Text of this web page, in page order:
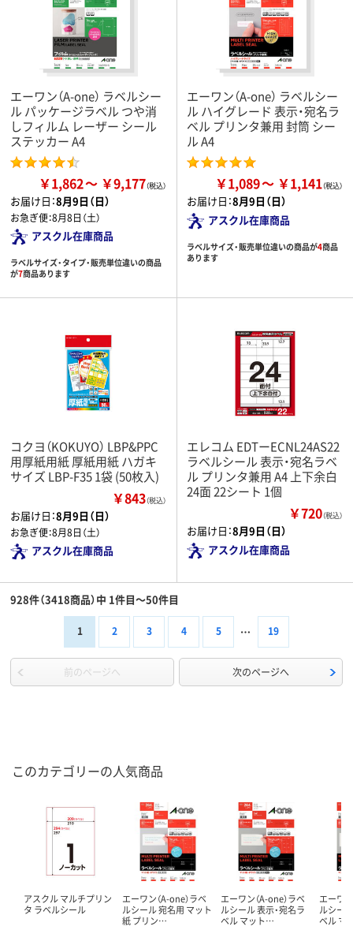
エーワン（A-one） ラベルシー
ル パッケージラベル つや消
しフィルム レーザー シール
ステッカー A4
￥1,862 ￥9,177
お届け日：8月9日（日）
お急ぎ便：8月8日（土）
アスクル在庫商品
ラベルサイズ・タイプ・販売単位違いの商品
が7商品あります
エーワン（A-one） ラベルシー
ル ハイグレード 表示・宛名ラ
ベル プリンタ兼用 封筒 シー
ル A4
￥1,089 ￥1,141
お届け日：8月9日（日）
アスクル在庫商品
ラベルサイズ・販売単位違いの商品が4商品
あります
コクヨ（KOKUYO） LBP&PPC
用厚紙用紙 厚紙用紙 ハガキ
サイズ LBP-F35 1袋 (50枚入)
￥843（税込）
お届け日：8月9日（日）
お急ぎ便：8月8日（土）
アスクル在庫商品
エレコム EDTーECNL24AS22
ラベルシール 表示・宛名ラベ
ル プリンタ兼用 A4 上下余白
24面 22シート 1個
￥720（税込）
お届け日：8月9日（日）
アスクル在庫商品
928件（3418商品）中 1件目～50件目
1 2 3 4 5 19
前のページへ 次のページへ
このカテゴリーの人気商品
アスクル マルチプリン
タ ラベルシール
エーワン（A-one）ラベ
ルシール 宛名用 マット
紙 プリン…
エーワン（A-one）ラベ
ルシール 表示・宛名ラ
ベル マット…
エーワ
ルシー
ベル マ